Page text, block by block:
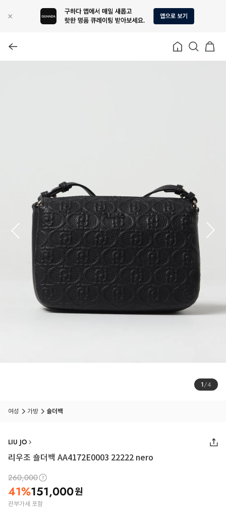
1/4
여성 가방 숄더백
LIU JO
리우조 숄더백 AA4172E0003 22222 nero
260,000
41%151,000원
관부가세 포함